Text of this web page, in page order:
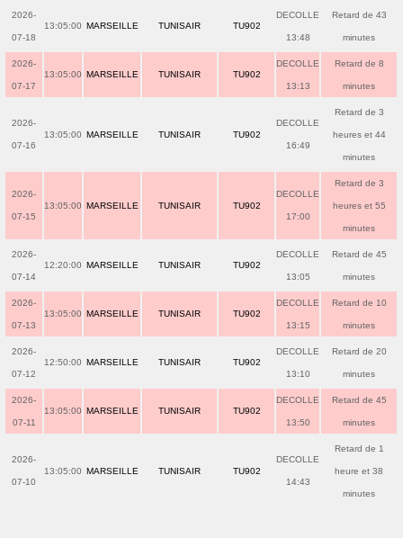
2026-
07-18
13:05:00 MARSEILLE TUNISAIR TU902
DECOLLE
13:48
Retard de 43
minutes
2026-
07-17
13:05:00 MARSEILLE TUNISAIR TU902
DECOLLE
13:13
Retard de 8
minutes
2026-
07-16
13:05:00 MARSEILLE TUNISAIR TU902
DECOLLE
16:49
Retard de 3
heures et 44
minutes
2026-
07-15
13:05:00 MARSEILLE TUNISAIR TU902
DECOLLE
17:00
Retard de 3
heures et 55
minutes
2026-
07-14
12:20:00 MARSEILLE TUNISAIR TU902
DECOLLE
13:05
Retard de 45
minutes
2026-
07-13
13:05:00 MARSEILLE TUNISAIR TU902
DECOLLE
13:15
Retard de 10
minutes
2026-
07-12
12:50:00 MARSEILLE TUNISAIR TU902
DECOLLE
13:10
Retard de 20
minutes
2026-
07-11
13:05:00 MARSEILLE TUNISAIR TU902
DECOLLE
13:50
Retard de 45
minutes
2026-
07-10
13:05:00 MARSEILLE TUNISAIR TU902
DECOLLE
14:43
Retard de 1
heure et 38
minutes